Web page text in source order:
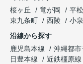
桜ヶ丘
竜が岡 平松
東九条町
西陵 小
沿線から探す
鹿児島本線
沖縄都
日豊本線
近鉄橿原線